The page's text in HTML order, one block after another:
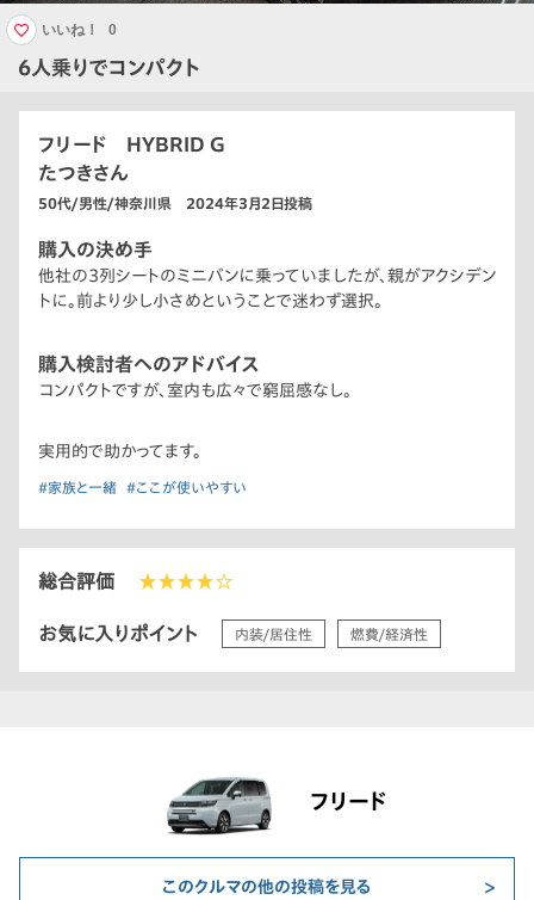
6人乗りでコンパクト
いいね！ 0
フリード HYBRID G
たつきさん
50代/男性/神奈川県 2024年3月2日投稿
購入の決め手
他社の3列シートのミニバンに乗っていましたが、親がアクシデン
トに。前より少し小さめということで迷わず選択。
購入検討者へのアドバイス
コンパクトですが、室内も広々で窮屈感なし。
実用的で助かってます。
#家族と一緒 #ここが使いやすい
総合評価 ★★★★☆
お気に入りポイント 内装/居住性 燃費/経済性
フリード
このクルマの他の投稿を見る